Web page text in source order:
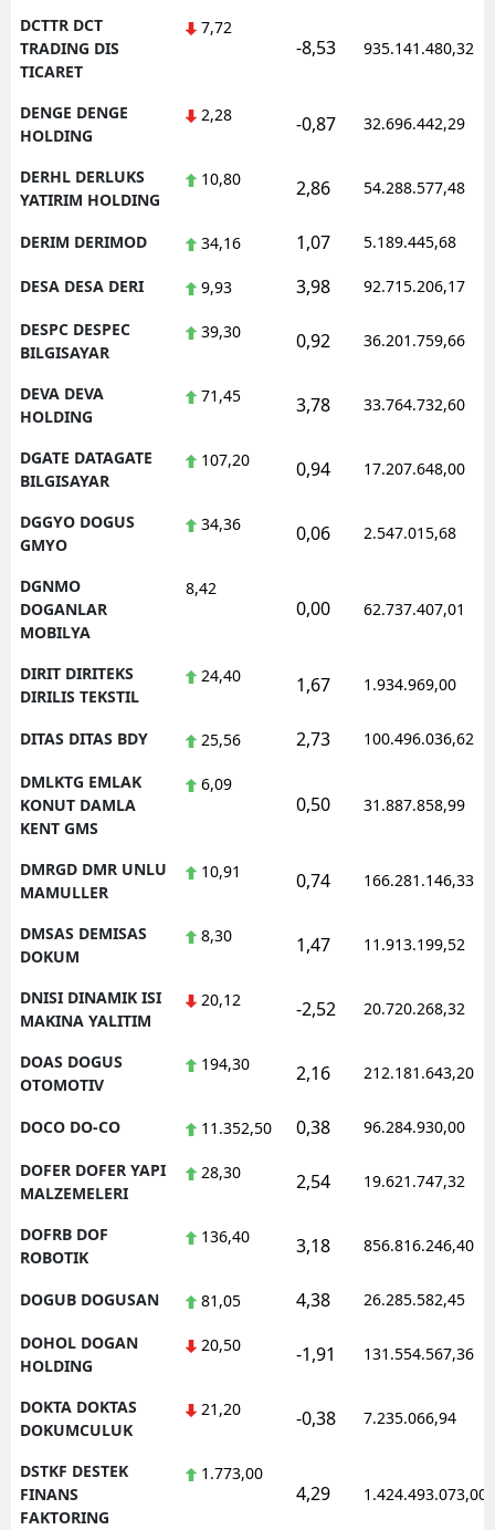
DCTTR DCT
TRADING DIS
TICARET
7,72
-8,53 935.141.480,32
DENGE DENGE
HOLDING
2,28 -0,87 32.696.442,29
DERHL DERLUKS
YATIRIM HOLDING
10,80 2,86 54.288.577,48
DERIM DERIMOD 34,16 1,07 5.189.445,68
DESA DESA DERI 9,93 3,98 92.715.206,17
DESPC DESPEC
BILGISAYAR
39,30 0,92 36.201.759,66
DEVA DEVA
HOLDING
71,45 3,78 33.764.732,60
DGATE DATAGATE
BILGISAYAR
107,20 0,94 17.207.648,00
DGGYO DOGUS
GMYO
34,36 0,06 2.547.015,68
DGNMO
DOGANLAR
MOBILYA
8,42
0,00 62.737.407,01
DIRIT DIRITEKS
DIRILIS TEKSTIL
24,40 1,67 1.934.969,00
DITAS DITAS BDY 25,56 2,73 100.496.036,62
DMLKTG EMLAK
KONUT DAMLA
KENT GMS
6,09
0,50 31.887.858,99
DMRGD DMR UNLU
MAMULLER
10,91 0,74 166.281.146,33
DMSAS DEMISAS
DOKUM
8,30 1,47 11.913.199,52
DNISI DINAMIK ISI
MAKINA YALITIM
20,12 -2,52 20.720.268,32
DOAS DOGUS
OTOMOTIV
194,30 2,16 212.181.643,20
DOCO DO-CO 11.352,50 0,38 96.284.930,00
DOFER DOFER YAPI
MALZEMELERI
28,30 2,54 19.621.747,32
DOFRB DOF
ROBOTIK
136,40 3,18 856.816.246,40
DOGUB DOGUSAN 81,05 4,38 26.285.582,45
DOHOL DOGAN
HOLDING
20,50 -1,91 131.554.567,36
DOKTA DOKTAS
DOKUMCULUK
21,20 -0,38 7.235.066,94
DSTKF DESTEK
FINANS
FAKTORING
1.773,00
4,29 1.424.493.073,00